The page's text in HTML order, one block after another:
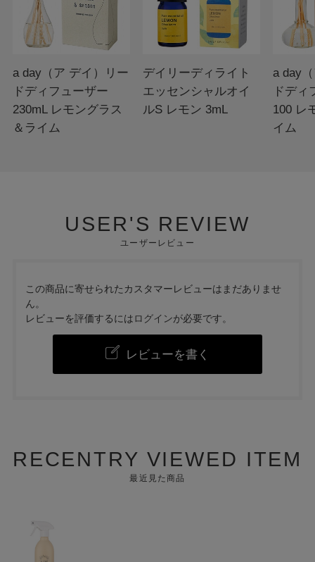
a day（ア デイ）リー
ドディフューザー
230mL レモングラス
＆ライム
デイリーディライト
エッセンシャルオイ
ルS レモン 3mL
a day
ドデ
100 レ
イム
USER'S REVIEW
ユーザーレビュー
この商品に寄せられたカスタマーレビューはまだありませ
ん。
レビューを評価するにはログインが必要です。
レビューを書く
RECENTRY VIEWED ITEM
最近見た商品